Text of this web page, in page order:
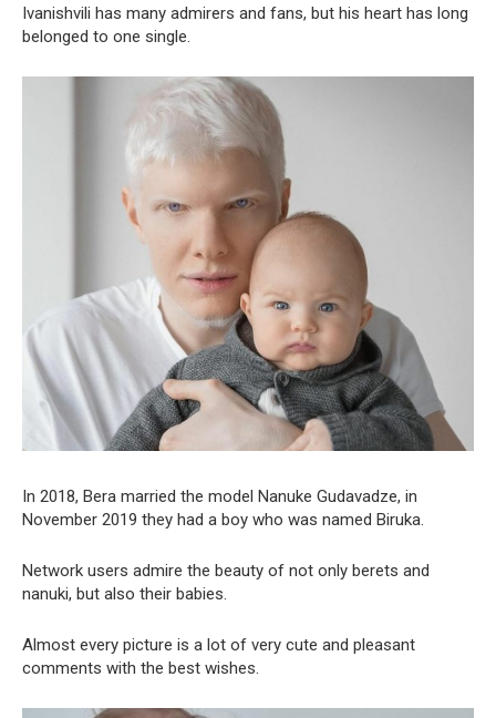
Ivanishvili has many admirers and fans, but his heart has long
belonged to one single.
In 2018, Bera married the model Nanuke Gudavadze, in
November 2019 they had a boy who was named Biruka.
Network users admire the beauty of not only berets and
nanuki, but also their babies.
Almost every picture is a lot of very cute and pleasant
comments with the best wishes.